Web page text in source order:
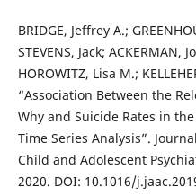
BRIDGE, Jeffrey A.;
STEVENS, Jack; ACKERMAN,
HOROWITZ, Lisa M.;
“Association Between the
Why and Suicide Rates in
Time Series Analysis”.
Child and Adolescent
2020. DOI: 10.1016/